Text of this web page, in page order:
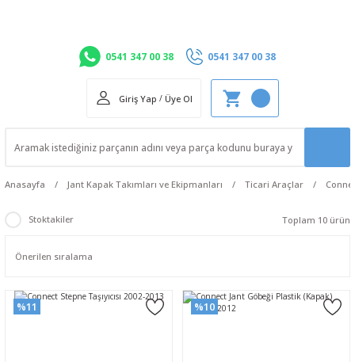
0541 347 00 38 0541 347 00 38
Giriş Yap / Üye Ol
Anasayfa Jant Kapak Takımları ve Ekipmanları Ticari Araçlar
Stoktakiler Toplam 10 ürün
%11 %10